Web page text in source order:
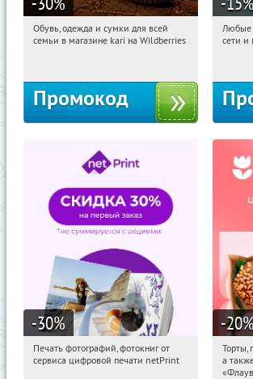
03:53:22 Получили:
Обувь, одежда и сумки для всей
семьи в магазине kari на Wildberries
Промокод
Любые
сети и
-30%
03:53:22 Получили:
Печать фотографий, фотокниг от
сервиса цифровой печати netPrint
-20%
Россия
Торты,
а